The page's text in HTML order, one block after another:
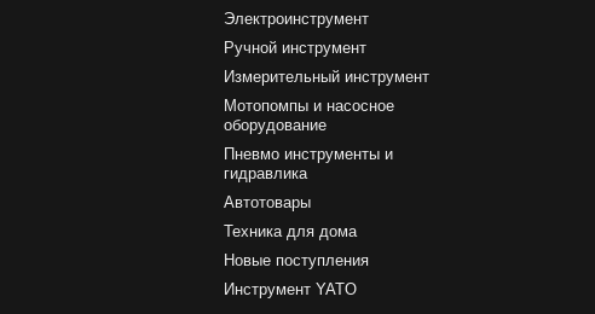
Электроинструмент
Ручной инструмент
Измерительный инструмент
Мотопомпы и насосное
оборудование
Пневмо инструменты и
гидравлика
Автотовары
Техника для дома
Новые поступления
Инструмент YATO